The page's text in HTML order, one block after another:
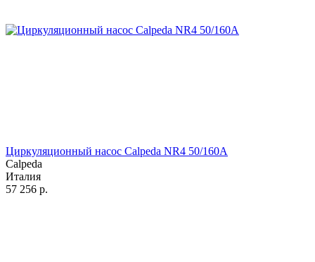
Циркуляционный насос Calpeda NR4 50/160A
Calpeda
Италия
57 256 р.